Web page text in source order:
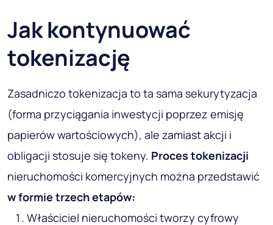
Jak kontynuować
tokenizację
Zasadniczo tokenizacja to ta sama sekurytyzacja
(forma przyciągania inwestycji poprzez emisję
papierów wartościowych), ale zamiast akcji i
obligacji stosuje się tokeny. Proces tokenizacji
nieruchomości komercyjnych można przedstawić
w formie trzech etapów:
Właściciel nieruchomości tworzy cyfrowy